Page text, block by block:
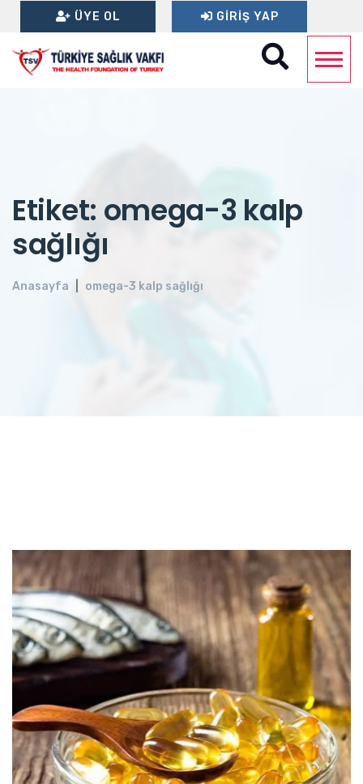
ÜYE OL GIRIŞ YAP
Etiket: omega-3 kalp
sağlığı
Anasayfa omega-3 kalp sağlığı